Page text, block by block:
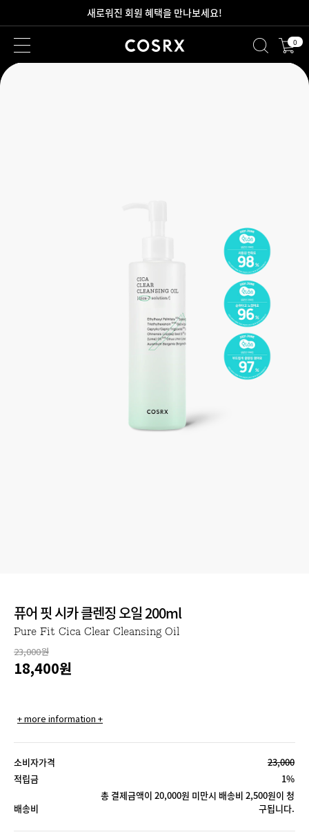
2만원 이상 무료 배송
새로워진 회원 혜택을 만나보세요! 0
퓨어 핏 시카 클렌징 오일 200ml
Pure Fit Cica Clear Cleansing Oil
23,000원
18,400원
+ more information +
소비자가격
23,000
적립금
1%
배송비
총 결제금액이 20,000원 미만시 배송비 2,500원이 청
구됩니다.